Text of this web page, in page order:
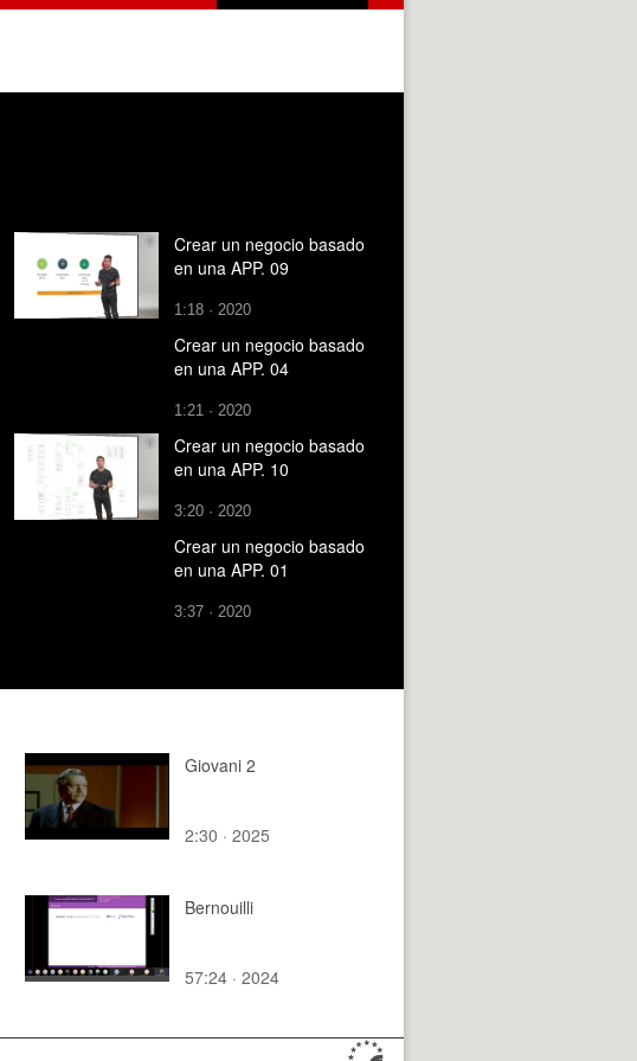
Crear un negocio basado
en una APP. 09
1:18 · 2020
Crear un negocio basado
en una APP. 04
1:21 · 2020
Crear un negocio basado
en una APP. 10
3:20 · 2020
Crear un negocio basado
en una APP. 01
3:37 · 2020
Giovani 2
2:30 · 2025
Bernouilli
57:24 · 2024